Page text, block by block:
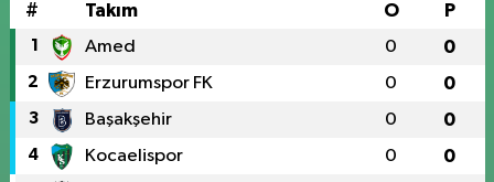
# Takım O P
1 Amed 0 0
2 Erzurumspor FK 0 0
3 Başakşehir 0 0
4 Kocaelispor 0 0